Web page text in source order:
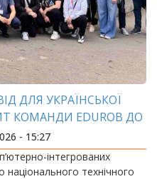
ДЛЯ УКРАЇНСЬКОЇ
КОМАНДИ EDUROB ДО
- 15:27
інтегрованих
національного технічного